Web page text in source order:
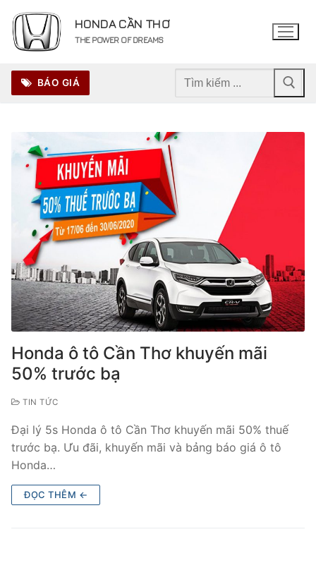
đến
nội
HONDA CẦN THƠ
THE POWER OF DREAMS
BÁO GIÁ
Tìm
Honda ô tô Cần Thơ khuyến mãi
50% trước bạ
TIN TỨC
Đại lý 5s Honda ô tô Cần Thơ khuyến mãi 50% thuế
trước bạ. Ưu đãi, khuyến mãi và bảng báo giá ô tô
Honda…
ĐỌC THÊM ←